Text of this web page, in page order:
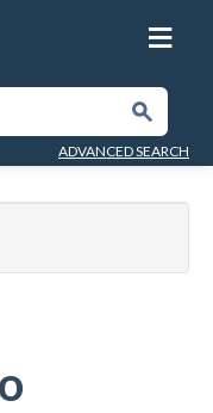
Submit
ADVANCED SEARCH